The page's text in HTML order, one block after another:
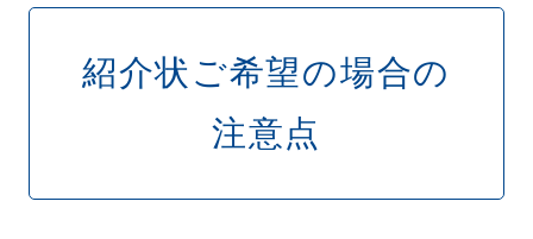
紹介状ご希望の場合の
注意点